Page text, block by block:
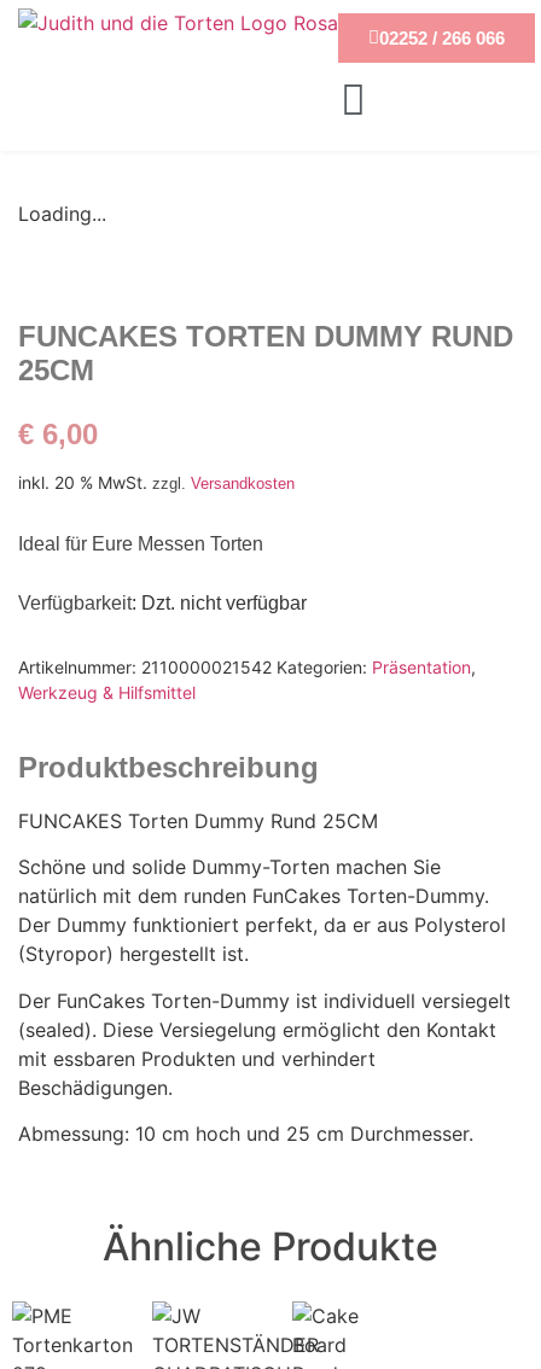
02252 / 266 066
Loading...
FUNCAKES TORTEN DUMMY RUND
25CM
€ 6,00
inkl. 20 % MwSt. zzgl. Versandkosten
Ideal für Eure Messen Torten
Verfügbarkeit: Dzt. nicht verfügbar
Artikelnummer: 2110000021542 Kategorien: Präsentation,
Werkzeug & Hilfsmittel
Produktbeschreibung
FUNCAKES Torten Dummy Rund 25CM
Schöne und solide Dummy-Torten machen Sie
natürlich mit dem runden FunCakes Torten-Dummy.
Der Dummy funktioniert perfekt, da er aus Polysterol
(Styropor) hergestellt ist.
Der FunCakes Torten-Dummy ist individuell versiegelt
(sealed). Diese Versiegelung ermöglicht den Kontakt
mit essbaren Produkten und verhindert
Beschädigungen.
Abmessung: 10 cm hoch und 25 cm Durchmesser.
Ähnliche Produkte